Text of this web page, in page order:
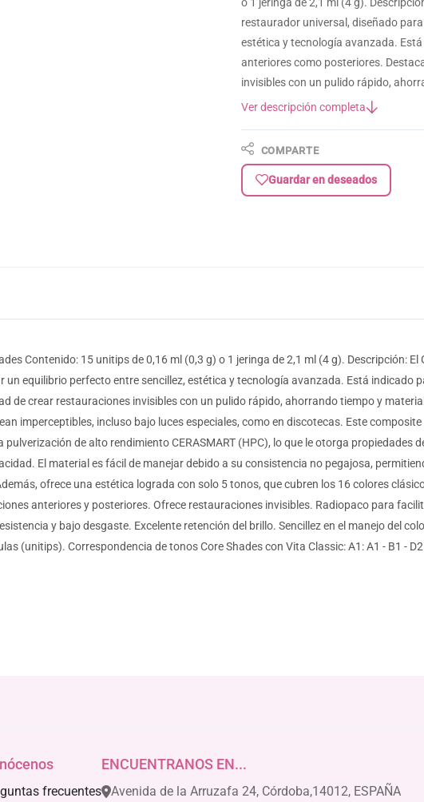
o 1 jeringa de 2,1 ml (4 g).
restaurador universal, diseñado
estética y tecnología avanzada.
anteriores como posteriores.
invisibles con un pulido rápido,
Ver descripción completa
COMPARTE
Guardar en deseados
Contenido: 15 unitips de 0,16 ml (0,3 g) o 1 jeringa de 2,1 ml (4 g). Descripción:
equilibrio perfecto entre sencillez, estética y tecnología avanzada. Está indicado
de crear restauraciones invisibles con un pulido rápido, ahorrando tiempo y
imperceptibles, incluso bajo luces especiales, como en discotecas. Este
de alto rendimiento CERASMART (HPC), lo que le otorga propiedades
El material es fácil de manejar debido a su consistencia no pegajosa,
ofrece una estética lograda con solo 5 tonos, que cubren los 16 colores
anteriores y posteriores. Ofrece restauraciones invisibles. Radiopaco para
y bajo desgaste. Excelente retención del brillo. Sencillez en el manejo del
(unitips). Correspondencia de tonos Core Shades con Vita Classic: A1: A1 - B1 - D2
frecuentes
ENCUENTRANOS EN...
Avenida de la Arruzafa 24, Córdoba,14012, ESPAÑA